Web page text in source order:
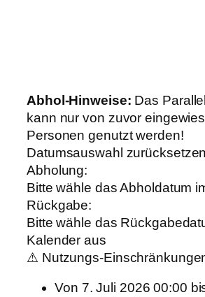
Abhol-Hinweise: Das
kann nur von zuvor
Personen genutzt werden!
Datumsauswahl zurücksetzen
Abholung:
Bitte wähle das Abholdatum
Rückgabe:
Bitte wähle das
Kalender aus
⚠ Nutzungs-
Von 7. Juli 2026 00:00